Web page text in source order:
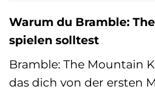
Warum du Bramble:
spielen solltest
Bramble: The Mountain
das dich von der ersten